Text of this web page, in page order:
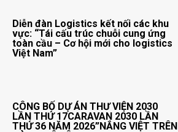
Diễn đàn Logistics kết nối các khu
vực: “Tái cấu trúc chuỗi cung ứng
toàn cầu – Cơ hội mới cho logistics
Việt Nam”
CÔNG BỐ DỰ ÁN THƯ VIỆN 2030
LẦN THỨ 17CARAVAN 2030 LẦN
THỨ 36 NĂM 2026”NẮNG VIỆT TRÊN